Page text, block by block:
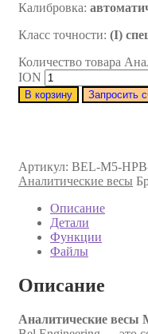
Калибровка:
Класс точности: (I)
Количество товара
ION
В корзину Запросить
Артикул: BEL-M5-
Аналитические весы
Описание
Детали
Функции
Файлы
Описание
Аналитические весы